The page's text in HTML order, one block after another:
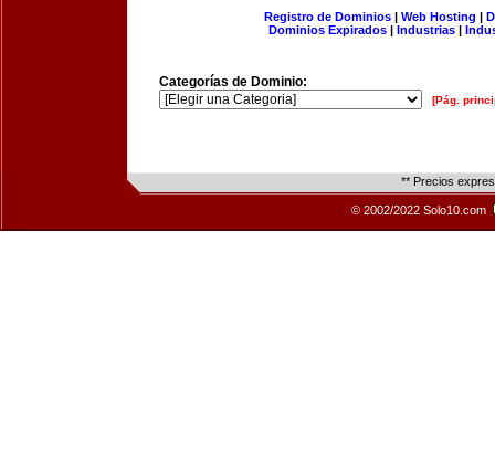
Registro de Dominios| Web Hosting |
Dominios Expirados | Industrias |
Categorías de Dominio:
[Pág.
** Precios
© 2002/2022 Solo10.com